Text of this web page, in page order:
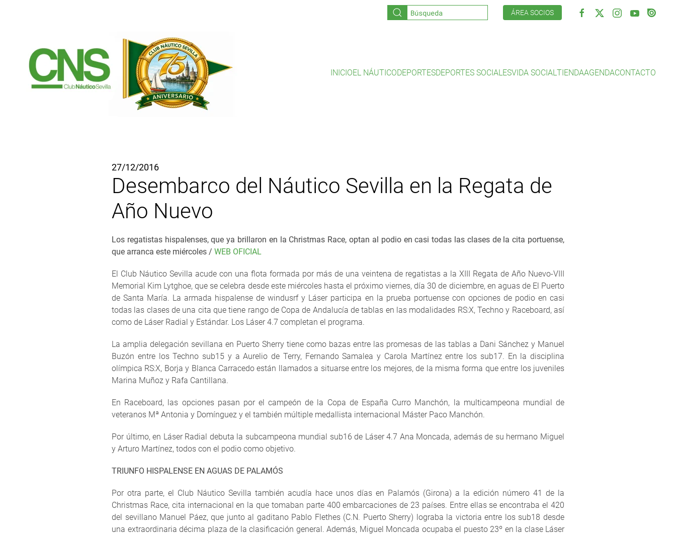
ÁREA SOCIOS
INICIOEL NÁUTICODEPORTESDEPORTES SOCIALESVIDA SOCIALTIENDAAGENDACONTACTO
27/12/2016
Desembarco del Náutico Sevilla en la Regata de
Año Nuevo
Los regatistas hispalenses, que ya brillaron en la Christmas Race, optan al podio en casi todas las clases de la cita portuense,
que arranca este miércoles / WEB OFICIAL
El Club Náutico Sevilla acude con una flota formada por más de una veintena de regatistas a la XIII Regata de Año Nuevo-VIII
Memorial Kim Lytghoe, que se celebra desde este miércoles hasta el próximo viernes, día 30 de diciembre, en aguas de El Puerto
de Santa María. La armada hispalense de windusrf y Láser participa en la prueba portuense con opciones de podio en casi
todas las clases de una cita que tiene rango de Copa de Andalucía de tablas en las modalidades RS:X, Techno y Raceboard, así
como de Láser Radial y Estándar. Los Láser 4.7 completan el programa.
La amplia delegación sevillana en Puerto Sherry tiene como bazas entre las promesas de las tablas a Dani Sánchez y Manuel
Buzón entre los Techno sub15 y a Aurelio de Terry, Fernando Samalea y Carola Martínez entre los sub17. En la disciplina
olímpica RS:X, Borja y Blanca Carracedo están llamados a situarse entre los mejores, de la misma forma que entre los juveniles
Marina Muñoz y Rafa Cantillana.
En Raceboard, las opciones pasan por el campeón de la Copa de España Curro Manchón, la multicampeona mundial de
veteranos Mª Antonia y Domínguez y el también múltiple medallista internacional Máster Paco Manchón.
Por último, en Láser Radial debuta la subcampeona mundial sub16 de Láser 4.7 Ana Moncada, además de su hermano Miguel
y Arturo Martínez, todos con el podio como objetivo.
TRIUNFO HISPALENSE EN AGUAS DE PALAMÓS
Por otra parte, el Club Náutico Sevilla también acudía hace unos días en Palamós (Girona) a la edición número 41 de la
Christmas Race, cita internacional en la que tomaban parte 400 embarcaciones de 23 países. Entre ellas se encontraba el 420
del sevillano Manuel Páez, que junto al gaditano Pablo Flethes (C.N. Puerto Sherry) lograba la victoria entre los sub18 desde
una extraordinaria décima plaza de la clasificación general. Además, Miguel Moncada ocupaba el puesto 23º en la clase Láser